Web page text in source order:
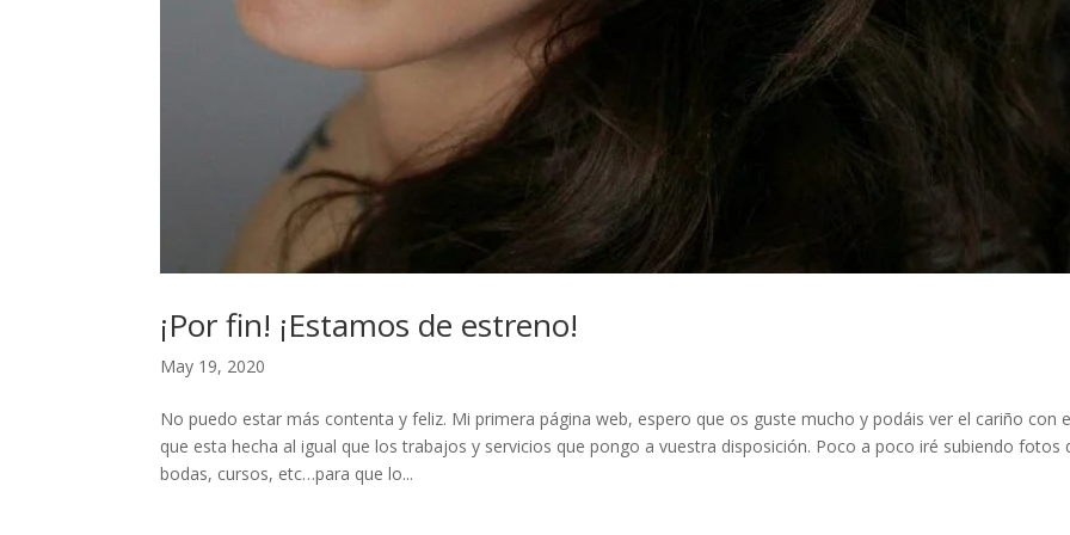
¡Por fin! ¡Estamos de estreno!
May 19, 2020
No puedo estar más contenta y feliz. Mi primera página web, espero que os guste mucho y podáis ver el cariño con
que esta hecha al igual que los trabajos y servicios que pongo a vuestra disposición. Poco a poco iré subiendo fotos
bodas, cursos, etc…para que lo...